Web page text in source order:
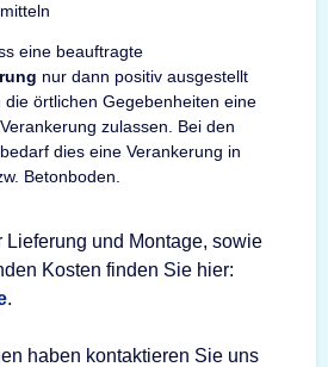
eine beauftragte
nur dann positiv ausgestellt
örtlichen Gegebenheiten eine
zulassen. Bei den
dies eine Verankerung in
Betonboden.
Lieferung und Montage, sowie
Kosten finden Sie hier:
.
haben kontaktieren Sie uns